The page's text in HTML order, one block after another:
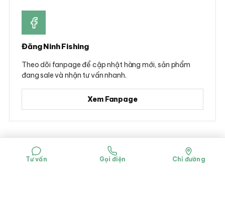
Đăng Ninh Fishing
Theo dõi fanpage để cập nhật hàng mới, sản phẩm
đang sale và nhận tư vấn nhanh.
Xem Fanpage
© 2026 Đăng Ninh Fishing - Hộ kinh doanh Dụng cụ câu cá Đăng Ninh
Mã số đăng ký kinh doanh: 0314781322